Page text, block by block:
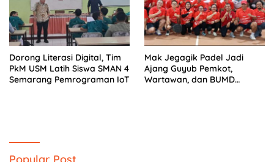
Dorong Literasi Digital, Tim
PkM USM Latih Siswa SMAN 4
Semarang Pemrograman IoT
Mak Jegagik Padel Jadi
Ajang Guyub Pemkot,
Wartawan, dan BUMD